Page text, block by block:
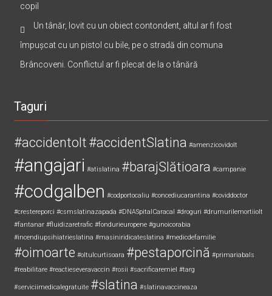
copil
Un tânăr, lovit cu un obiect contondent, altul ar fi fost
împușcat cu un pistol cu bile, pe o stradă din comuna
Brâncoveni. Conflictul ar fi plecat de la o tânără
Taguri
#accidentolt #accidentSlatina #amenzicovidolt
#angajari #atislatina #barajSlătioara #campanie
#codgalben #codportocaliu #concediucarantina #coviddoctor
#crestereporci #csmslatinazapada #DNASpitalCaracal #droguri #drumurilemortiiolt
#fantanar #fluidizaretrafic #fondurieuropene #gunoicorabia
#incendiupsihiatrieslatina #masiniridicateslatina #medicdefamilie
#oimoarte #oltulcurtisoara #pestaporcină #primariabals
#reabilitare #reactieseveravaccin #rosii #sacrificaremiel #targ
#serviciimedicalegratuite #slatina #slatinavaccineaza